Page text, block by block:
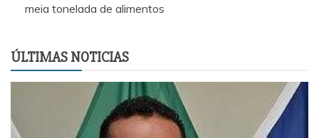
meia tonelada de alimentos
ÚLTIMAS NOTICIAS